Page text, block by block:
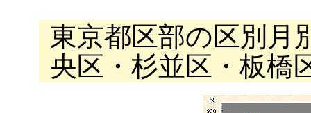
東京都区部の区別月
央区・杉並区・板橋